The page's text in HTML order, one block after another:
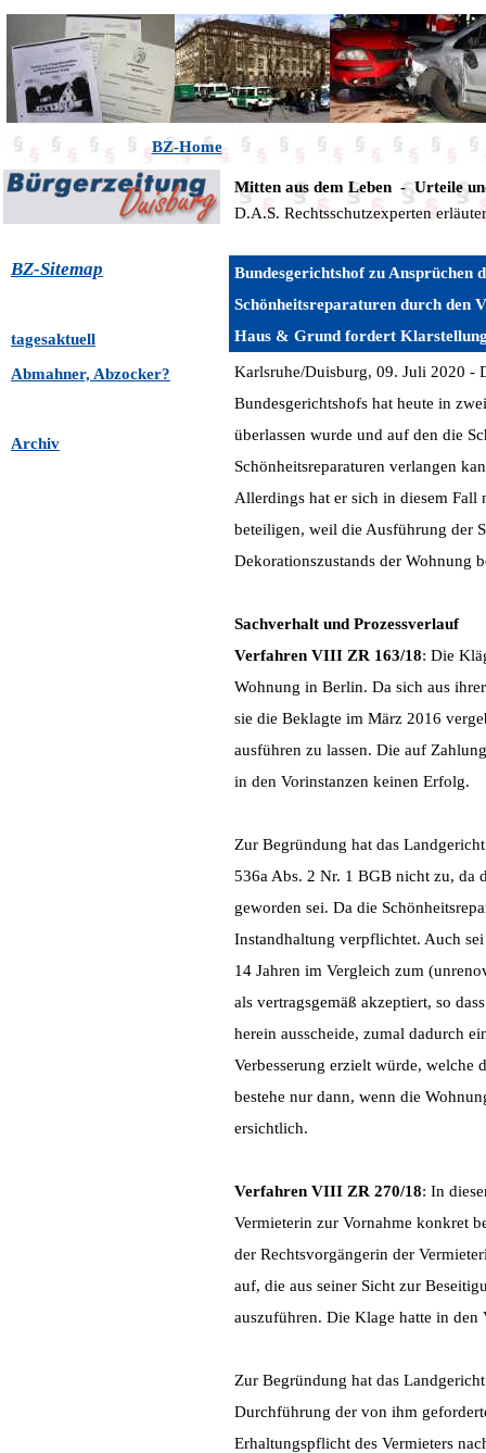
BZ-Home
BZ-Sitemap
tagesaktuell
Abmahner, Abzocker?
Archiv
Mitten aus dem Leben - Urteile
D.A.S. Rechtsschutzexperten
Bundesgerichtshof zu
Schönheitsreparaturen durch den
Haus & Grund fordert
Karlsruhe/Duisburg, 09. Juli 2020 -
Bundesgerichtshofs hat heute in
überlassen wurde und auf den die
Schönheitsreparaturen verlangen
Allerdings hat er sich in diesem Fall
beteiligen, weil die Ausführung der
Dekorationszustands der Wohnung
Sachverhalt und Prozessverlauf
Verfahren VIII ZR 163/18: Die
Wohnung in Berlin. Da sich aus
sie die Beklagte im März 2016
ausführen zu lassen. Die auf
in den Vorinstanzen keinen Erfolg.
Zur Begründung hat das
536a Abs. 2 Nr. 1 BGB nicht zu, da
geworden sei. Da die
Instandhaltung verpflichtet. Auch
14 Jahren im Vergleich zum
als vertragsgemäß akzeptiert, so
herein ausscheide, zumal dadurch
Verbesserung erzielt würde, welche
bestehe nur dann, wenn die
ersichtlich.
Verfahren VIII ZR 270/18: In
Vermieterin zur Vornahme konkret
der Rechtsvorgängerin der
auf, die aus seiner Sicht zur
auszuführen. Die Klage hatte in den
Zur Begründung hat das
Durchführung der von ihm
Erhaltungspflicht des Vermieters